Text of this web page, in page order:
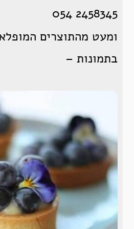
054 2458345
ומעט מהתוצרים
בתמונות –